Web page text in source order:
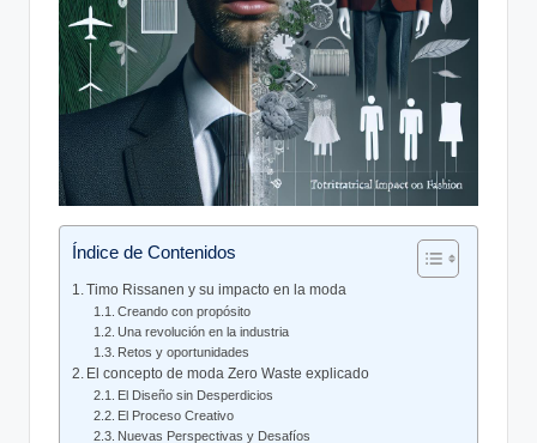
Índice de Contenidos
Timo Rissanen y su impacto en la moda
Creando con propósito
Una revolución en la industria
Retos y oportunidades
El concepto de moda Zero Waste explicado
El Diseño sin Desperdicios
El Proceso Creativo
Nuevas Perspectivas y Desafíos